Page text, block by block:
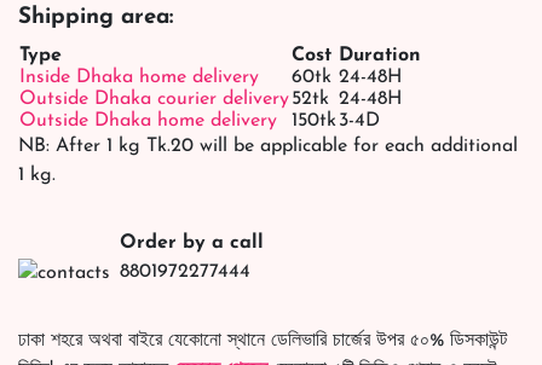
Shipping area:
Type Cost Duration
Inside Dhaka home delivery
60tk 24-48H
Outside Dhaka courier delivery52tk 24-48H
Outside Dhaka home delivery
150tk3-4D
NB: After 1 kg Tk.20 will be applicable for each additional
1 kg.
Order by a call
8801972277444
ঢাকা শহরে অথবা বাইরে যেকোনো স্থানে ডেলিভারি চার্জের উপর ৫০% ডিসকাউন্ট